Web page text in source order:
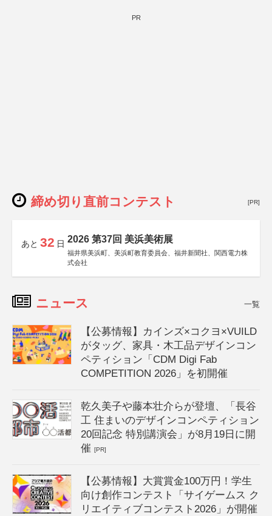
PR
締め切り直前コンテスト [PR]
あと 32 日 2026 第37回 美浜美術展
福井県美浜町、美浜町教育委員会、福井新聞社、関西電力株
式会社
ニュース 一覧
【公募情報】カインズ×コクヨ×VUILD
がタッグ、家具・木工品デザインコン
ペティション「CDM Digi Fab
COMPETITION 2026」を初開催
乾久美子や藤本壮介らが登壇、「長谷
工 住まいのデザインコンペティション
20回記念 特別講演会」が8月19日に開
催[PR]
【公募情報】大賞賞金100万円！学生
向け創作コンテスト「サイゲームス ク
リエイティブコンテスト2026」が開催